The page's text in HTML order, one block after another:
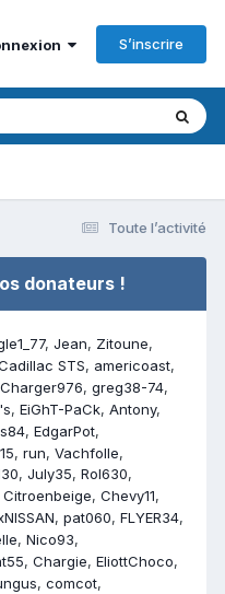
S’inscrire
Toute l’activité
donateurs !
Jean
Zitoune
STS
americoast
Charger976 greg38-74
EiGhT-PaCk Antony
EdgarPot
run Vachfolle
July35 Rol630
Citroenbeige Chevy11
pat060 FLYER34
Nico93
Chargie EliottChoco
comcot